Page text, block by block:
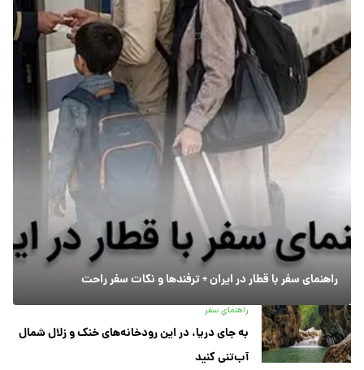
راهنمای سفر با قطار در ایران + ترفندها و نکات سفر راحت
راهنمای سفر
به جای دریا، در این رودخانه‌های خنک و زلال شمال
آب‌تنی کنید